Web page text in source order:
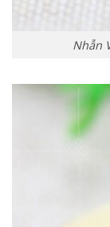
Nhẫn